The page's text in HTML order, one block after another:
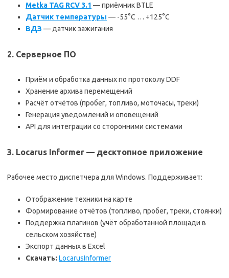
Metka TAG RCV 3.1 — приёмник BTLE
Датчик температуры — -55°C … +125°C
ВДЗ — датчик зажигания
2. Серверное ПО
Приём и обработка данных по протоколу DDF
Хранение архива перемещений
Расчёт отчётов (пробег, топливо, моточасы, треки)
Генерация уведомлений и оповещений
API для интеграции со сторонними системами
3. Locarus Informer — десктопное приложение
Рабочее место диспетчера для Windows. Поддерживает:
Отображение техники на карте
Формирование отчётов (топливо, пробег, треки, стоянки)
Поддержка плагинов (учёт обработанной площади в
сельском хозяйстве)
Экспорт данных в Excel
Скачать: LocarusInformer